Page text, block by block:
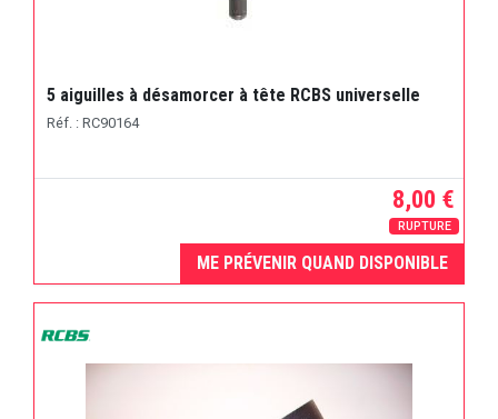
5 aiguilles à désamorcer à tête RCBS universelle
Réf. : RC90164
8,00 €
RUPTURE
ME PRÉVENIR QUAND DISPONIBLE